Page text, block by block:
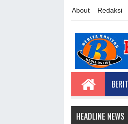
About Redaksi
HEADLINE NEWS